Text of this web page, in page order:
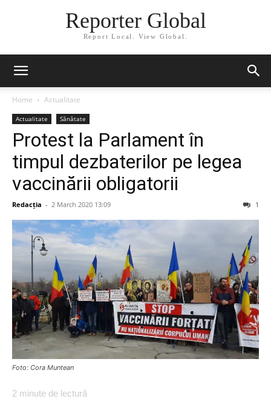
Reporter Global
Report Local. View Global.
Home Actualitate
Actualitate Sănătate
Protest la Parlament în
timpul dezbaterilor pe legea
vaccinării obligatorii
Redacția - 2 March 2020 13:09 1
Foto: Cora Muntean
2 minute de lectură